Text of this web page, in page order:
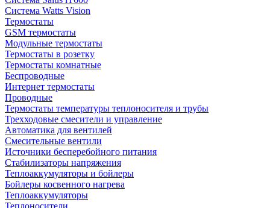
Система Watts Vision
Термостаты
GSM термостаты
Модульные термостаты
Термостаты в розетку
Термостаты комнатные
Беспроводные
Интернет термостаты
Проводные
Термостаты температуры теплоносителя и трубы
Трехходовые смесители и управление
Автоматика для вентилей
Смесительные вентили
Источники бесперебойного питания
Стабилизаторы напряжения
Теплоаккумуляторы и бойлеры
Бойлеры косвенного нагрева
Теплоаккумуляторы
Теплоносители